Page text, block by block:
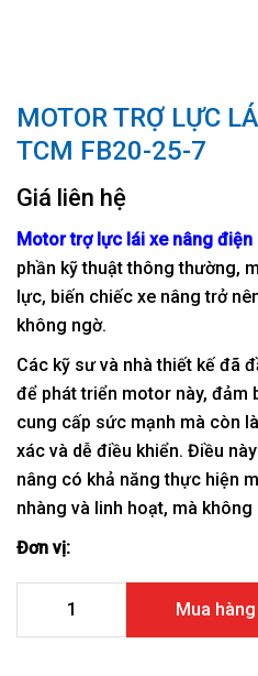
MOTOR TRỢ LỰC
TCM FB20-25-7
Giá liên hệ
Motor trợ lực lái xe nâng điện
phần kỹ thuật thông thường,
lực, biến chiếc xe nâng trở
không ngờ.
Các kỹ sư và nhà thiết kế đã
để phát triển motor này, đảm
cung cấp sức mạnh mà còn
xác và dễ điều khiển. Điều
nâng có khả năng thực hiện
nhàng và linh hoạt, mà
Đơn vị:
Mua hàng